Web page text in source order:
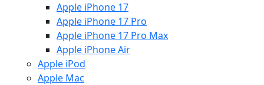
Apple iPhone 17
Apple iPhone 17 Pro
Apple iPhone 17 Pro Max
Apple iPhone Air
Apple iPod
Apple Mac